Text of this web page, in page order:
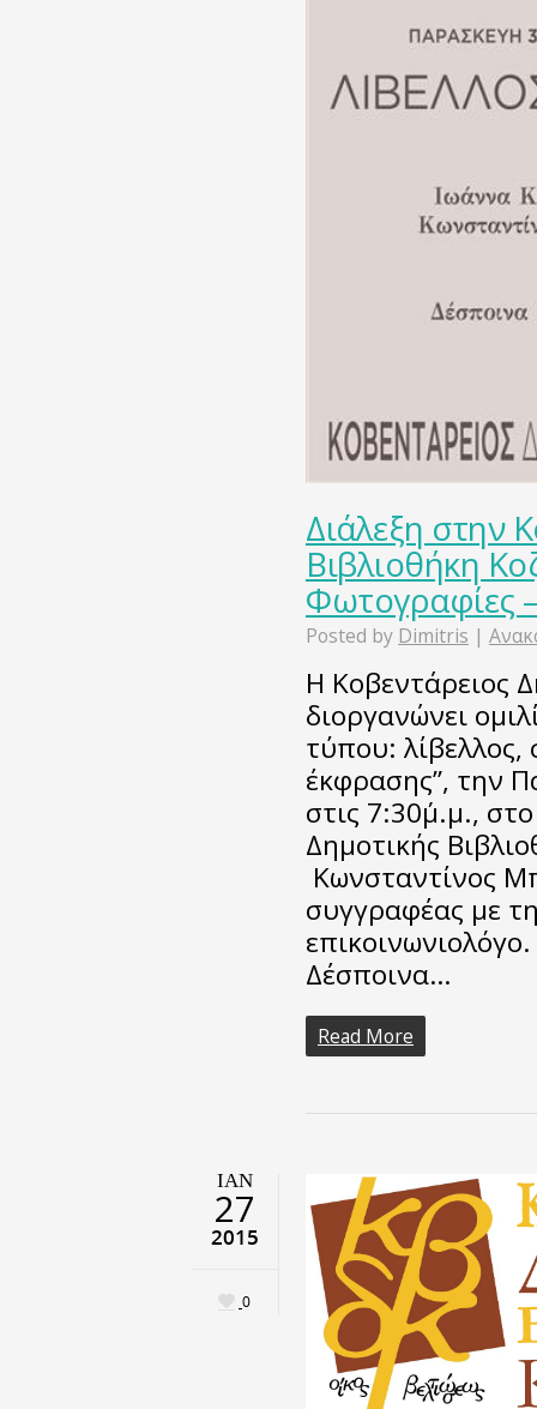
Διάλεξη στην
Βιβλιοθήκη
Φωτογραφίες
Posted by Dimitris |
Η Κοβεντάρειος
διοργανώνει
τύπου: λίβελλος,
έκφρασης”, την
στις 7:30΄μ.μ.,
Δημοτικής
Κωνσταντίνος
συγγραφέας με
Δέσποινα…
Read More
ΙΑΝ
27
2015
0